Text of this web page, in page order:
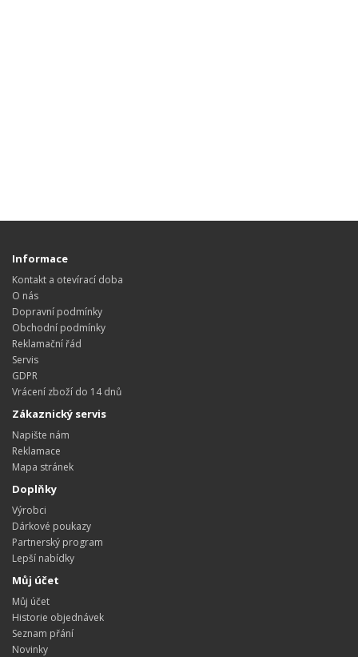
Informace
Kontakt a otevírací doba
O nás
Dopravní podmínky
Obchodní podmínky
Reklamační řád
Servis
GDPR
Vrácení zboží do 14 dnů
Zákaznický servis
Napište nám
Reklamace
Mapa stránek
Doplňky
Výrobci
Dárkové poukazy
Partnerský program
Lepší nabídky
Můj účet
Můj účet
Historie objednávek
Seznam přání
Novinky